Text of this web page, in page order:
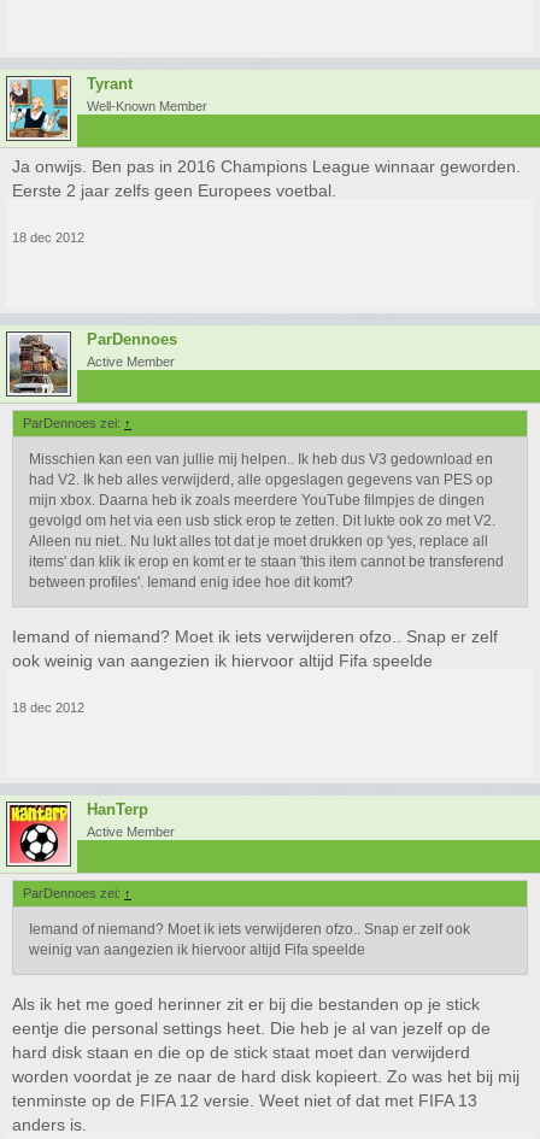
Tyrant
Well-Known Member
Ja onwijs. Ben pas in 2016 Champions League winnaar geworden.
Eerste 2 jaar zelfs geen Europees voetbal.
18 dec 2012
ParDennoes
Active Member
ParDennoes zei: ↑
Misschien kan een van jullie mij helpen.. Ik heb dus V3 gedownload en
had V2. Ik heb alles verwijderd, alle opgeslagen gegevens van PES op
mijn xbox. Daarna heb ik zoals meerdere YouTube filmpjes de dingen
gevolgd om het via een usb stick erop te zetten. Dit lukte ook zo met V2.
Alleen nu niet.. Nu lukt alles tot dat je moet drukken op 'yes, replace all
items' dan klik ik erop en komt er te staan 'this item cannot be transferend
between profiles'. Iemand enig idee hoe dit komt?
Iemand of niemand? Moet ik iets verwijderen ofzo.. Snap er zelf
ook weinig van aangezien ik hiervoor altijd Fifa speelde
18 dec 2012
HanTerp
Active Member
ParDennoes zei: ↑
Iemand of niemand? Moet ik iets verwijderen ofzo.. Snap er zelf ook
weinig van aangezien ik hiervoor altijd Fifa speelde
Als ik het me goed herinner zit er bij die bestanden op je stick
eentje die personal settings heet. Die heb je al van jezelf op de
hard disk staan en die op de stick staat moet dan verwijderd
worden voordat je ze naar de hard disk kopieert. Zo was het bij mij
tenminste op de FIFA 12 versie. Weet niet of dat met FIFA 13
anders is.